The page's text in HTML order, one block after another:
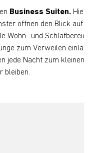
Business Suiten.
öffnen den Blick auf
Wohn- und
zum Verweilen
jede Nacht zum kleinen
bleiben.